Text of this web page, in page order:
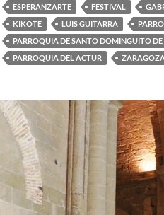
ESPERANZARTE
FESTIVAL
KIKOTE
LUIS GUITARRA
PARROQUIA DE SANTO DOMINGUITO DE
PARROQUIA DEL ACTUR